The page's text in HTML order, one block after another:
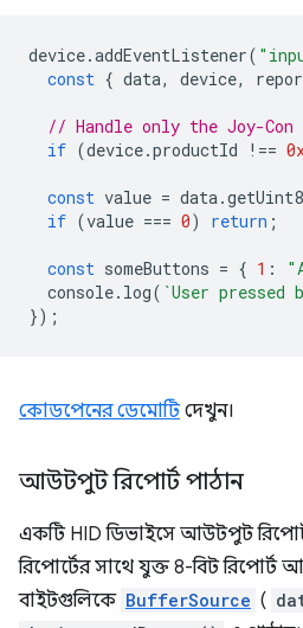
device.addEventListener(
const { data, device,
// Handle only the Joy-
if (device.productId !==
const value = data.getUint8
if (value === 0) return ;
const someButtons = { 1 :
console. log( `User pressed
});
কোডপেনের ডেমোটিদেখুন।
আউটপুট রিপোর্ট পাঠান
একটি HID ডিভাইসে আউটপুট
রিপোর্টের সাথে যুক্ত 8-বিট রিপোর্ট
বাইটগুলিকে BufferSource (